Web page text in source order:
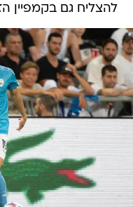
להצליח גם בקמפיין